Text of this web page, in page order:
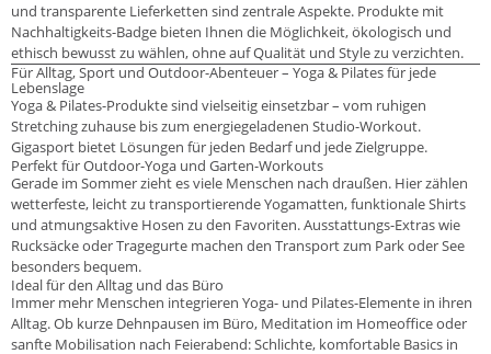
und transparente Lieferketten sind zentrale Aspekte. Produkte mit
Nachhaltigkeits-Badge bieten Ihnen die Möglichkeit, ökologisch und
ethisch bewusst zu wählen, ohne auf Qualität und Style zu verzichten.
Für Alltag, Sport und Outdoor-Abenteuer – Yoga & Pilates für jede
Lebenslage
Yoga & Pilates-Produkte sind vielseitig einsetzbar – vom ruhigen
Stretching zuhause bis zum energiegeladenen Studio-Workout.
Gigasport bietet Lösungen für jeden Bedarf und jede Zielgruppe.
Perfekt für Outdoor-Yoga und Garten-Workouts
Gerade im Sommer zieht es viele Menschen nach draußen. Hier zählen
wetterfeste, leicht zu transportierende Yogamatten, funktionale Shirts
und atmungsaktive Hosen zu den Favoriten. Ausstattungs-Extras wie
Rucksäcke oder Tragegurte machen den Transport zum Park oder See
besonders bequem.
Ideal für den Alltag und das Büro
Immer mehr Menschen integrieren Yoga- und Pilates-Elemente in ihren
Alltag. Ob kurze Dehnpausen im Büro, Meditation im Homeoffice oder
sanfte Mobilisation nach Feierabend: Schlichte, komfortable Basics in